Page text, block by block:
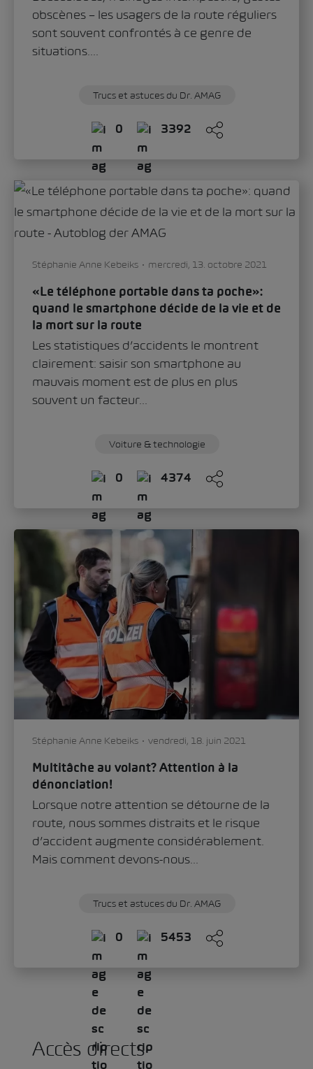
obscènes – les usagers de la route réguliers
sont souvent confrontés à ce genre de
situations....
Trucs et astuces du Dr. AMAG
0 3392
Stéphanie Anne Kebeiks mercredi, 13. octobre 2021
«Le téléphone portable dans ta poche»:
quand le smartphone décide de la vie et de
la mort sur la route
Les statistiques d’accidents le montrent
clairement: saisir son smartphone au
mauvais moment est de plus en plus
souvent un facteur...
Voiture & technologie
0 4374
Stéphanie Anne Kebeiks vendredi, 18. juin 2021
Multitâche au volant? Attention à la
dénonciation!
Lorsque notre attention se détourne de la
route, nous sommes distraits et le risque
d’accident augmente considérablement.
Mais comment devons-nous...
Trucs et astuces du Dr. AMAG
0 5453
Accès directs